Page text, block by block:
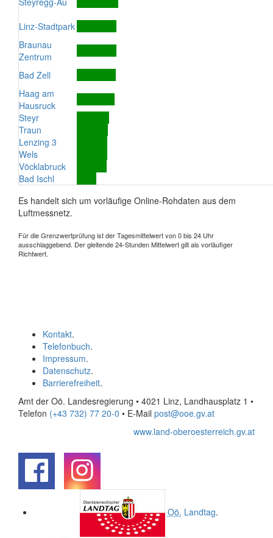
Linz-Stadtpark
Braunau
Zentrum
Bad Zell
Haag am
Hausruck
Steyr
Traun
Lenzing 3
Wels
Vöcklabruck
Bad Ischl
Es handelt sich um vorläufige Online-Rohdaten aus dem
Luftmessnetz.
Für die Grenzwertprüfung ist der Tagesmittelwert von 0 bis 24 Uhr
ausschlaggebend. Der gleitende 24-Stunden Mittelwert gilt als vorläufiger
Richtwert.
Kontakt.
Telefonbuch.
Impressum.
Datenschutz.
Barrierefreiheit.
Amt der Oö. Landesregierung • 4021 Linz, Landhausplatz 1 •
Telefon (+43 732) 77 20-0 • E-Mail post@ooe.gv.at
www.land-oberoesterreich.gv.at
Oö. Landtag.